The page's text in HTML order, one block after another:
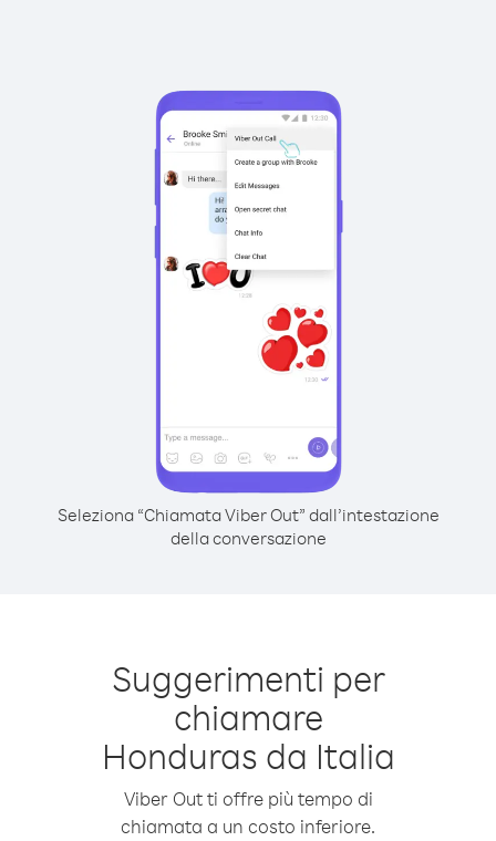
Seleziona “Chiamata Viber Out” dall’intestazione
della conversazione
Suggerimenti per
chiamare
Honduras da Italia
Viber Out ti offre più tempo di
chiamata a un costo inferiore.